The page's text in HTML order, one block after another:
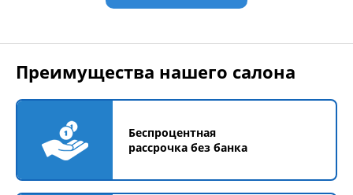
Преимущества нашего салона
Беспроцентная
рассрочка без банка